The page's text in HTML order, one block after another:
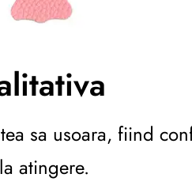
sa usoara, fiind
atingere.